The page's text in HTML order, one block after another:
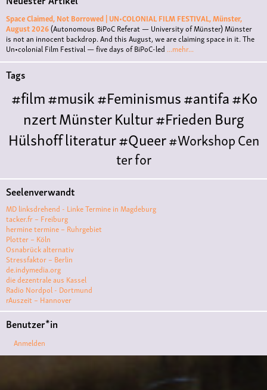
Space Claimed, Not Borrowed | UN•COLONIAL FILM FESTIVAL, Münster,
August 2026(Autonomous BiPoC Referat — University of Münster)Münster
is not an innocent backdrop. And this August, we are claiming space in it. The
Un•colonial Film Festival — five days of BiPoC-led ...mehr...
Tags
#film#musik#Feminismus#antifa#Ko
nzertMünsterKultur#FriedenBurg
Hülshoffliteratur#Queer#WorkshopCen
ter for
LiteraturePolyamoriePolytreff#liveKonzert
Polyamorietreff
MonogamieCNM#jazz#vortrag
ismuskunstantisemitismus
VKqueer#Demo
ve#film #kino #filmwerkstatt
#filmclub#Münster#BLACKBOXpunk#kino
#menschenrechte
Seelenverwandt
MD linksdrehend - Linke Termine in Magdeburg
tacker.fr – Freiburg
hermine termine – Ruhrgebiet
Plotter – Köln
Osnabrück alternativ
Stressfaktor – Berlin
de.indymedia.org
die dezentrale aus Kassel
Radio Nordpol - Dortmund
rAuszeit – Hannover
Benutzer*in
Anmelden